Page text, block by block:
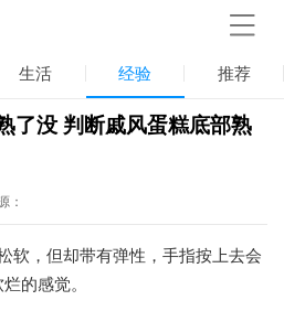
生活 经验 推荐
了没 判断戚风蛋糕底部熟
：
软，但却带有弹性，手指按上去会
的感觉。